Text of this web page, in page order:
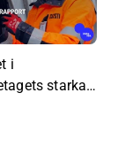
i
starka
Constis